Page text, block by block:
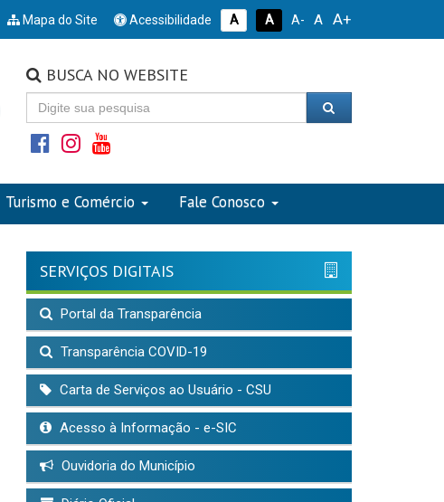
Mapa do Site Acessibilidade A A A- A A+
BUSCA NO WEBSITE
Turismo e Comércio Fale Conosco
SERVIÇOS DIGITAIS
Portal da Transparência
Transparência COVID-19
Carta de Serviços ao Usuário - CSU
Acesso à Informação - e-SIC
Ouvidoria do Município